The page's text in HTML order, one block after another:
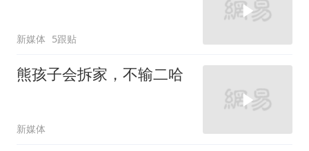
新媒体 5跟贴
熊孩子会拆家，不输二哈
新媒体